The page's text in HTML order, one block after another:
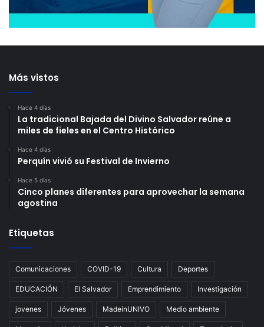
Más vistos
Hace 4 días
La tradicional Bajada del Divino Salvador reúne a
miles de fieles en el Centro Histórico
Hace 4 días
Perquín vivió su Festival de Invierno
Hace 5 días
Cinco planes diferentes para aprovechar la semana
agostina
Etiquetas
Comunicaciones COVID-19 Cultura Deportes
EDUCACIÓN El Salvador Emprendimiento Investigación
jovenes Jóvenes MadeinUNIVO Medio ambiente